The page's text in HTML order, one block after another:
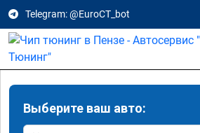
Telegram: @EuroCT_bot
Выберите ваш авто: